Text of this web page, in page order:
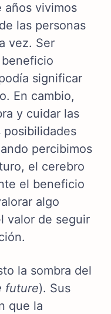
años vivimos
las personas
vez. Ser
significar
En cambio,
y cuidar las
posibilidades
percibimos
el cerebro
el beneficio
algo
valor de seguir
la sombra del
future). Sus
que la